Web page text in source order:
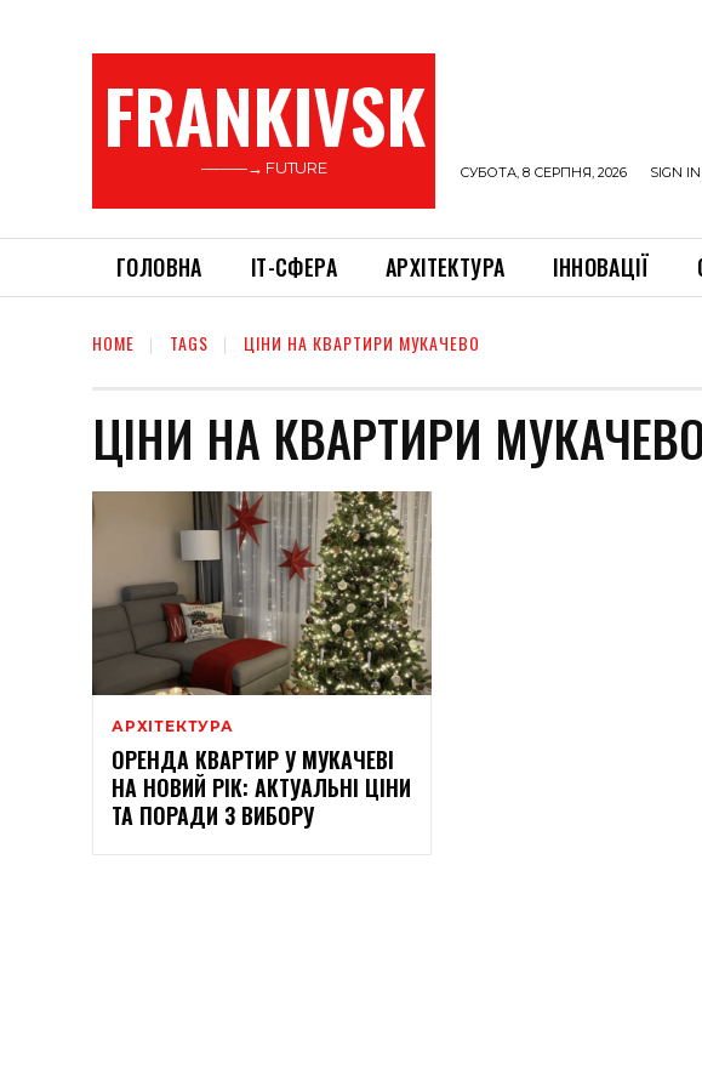
FRANKIVSK
———→ FUTURE СУБОТА, 8 СЕРПНЯ, 2026 SIGN
ГОЛОВНА ІТ-СФЕРА АРХІТЕКТУРА ІННОВАЦІЇ
HOME TAGS ЦІНИ НА КВАРТИРИ МУКАЧЕВО
ЦІНИ НА КВАРТИРИ
АРХІТЕКТУРА
ОРЕНДА КВАРТИР У МУКАЧЕВІ
НА НОВИЙ РІК: АКТУАЛЬНІ ЦІНИ
ТА ПОРАДИ З ВИБОРУ